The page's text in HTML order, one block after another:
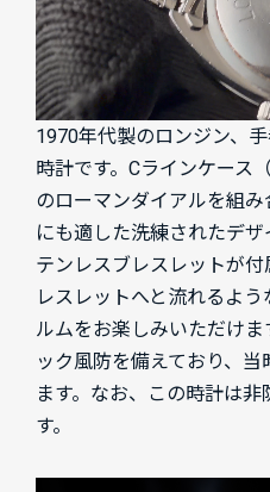
1970年代製のロンジン、
時計です。Cラインケース
のローマンダイアルを組
にも適した洗練されたデ
テンレスブレスレットが
レスレットへと流れるよ
ルムをお楽しみいただけ
ック風防を備えており、
ます。なお、この時計は
す。